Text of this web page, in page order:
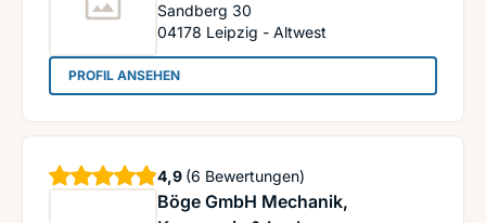
Sandberg 30
04178 Leipzig - Altwest
PROFIL ANSEHEN: Auto Freydank GmbH & Co. KG
Böge GmbH Mechanik,
4,9 Sterne
(6 Bewertungen)